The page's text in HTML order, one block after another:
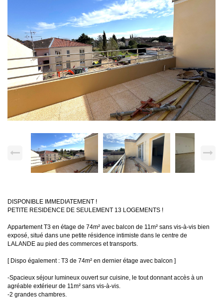
DISPONIBLE IMMEDIATEMENT !
PETITE RESIDENCE DE SEULEMENT 13 LOGEMENTS !
Appartement T3 en étage de 74m² avec balcon de 11m² sans vis-à-vis bien
exposé, situé dans une petite résidence intimiste dans le centre de
LALANDE au pied des commerces et transports.
[ Dispo également : T3 de 74m² en dernier étage avec balcon ]
-Spacieux séjour lumineux ouvert sur cuisine, le tout donnant accès à un
agréable extérieur de 11m² sans vis-à-vis.
-2 grandes chambres.